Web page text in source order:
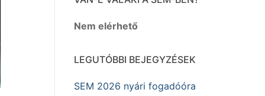
Nem elérhető
LEGUTÓBBI BEJEGYZÉSEK
SEM 2026 nyári fogadóóra